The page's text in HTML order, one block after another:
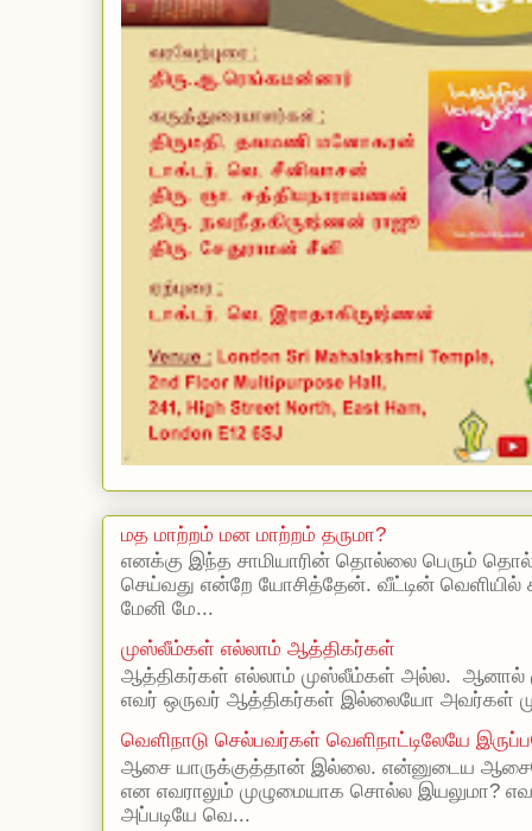
மத மாற்றம் மன மாற்றம் தருமா?
எனக்கு இந்த சாமியாரின் தொல்லை பெரும்
செய்வது என்றே யோசித்தேன். வீட்டின்
மேனி மே...
முஸ்லீம்கள் எல்லாம் ஆத்திகர்கள்
ஆத்திகர்கள் எல்லாம் முஸ்லீம்கள் அல்ல. ஆனால்
எவர் ஒருவர் ஆத்திகர்கள் இல்லையோ அவர்கள்
வெளிநாடு செல்பவர்கள் வெளிநாட்டிலேயே
ஆசை யாருக்குத்தான் இல்லை. என்னுடைய
என எவராலும் முழுமையாக சொல்ல இயலுமா?
அப்படியே வெ...